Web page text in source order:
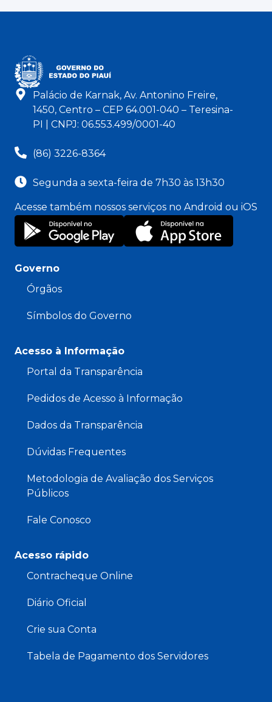
Palácio de Karnak, Av. Antonino Freire,
1450, Centro – CEP 64.001-040 – Teresina-
PI | CNPJ: 06.553.499/0001-40
(86) 3226-8364
Segunda a sexta-feira de 7h30 às 13h30
Acesse também nossos serviços no Android ou iOS
Governo
Órgãos
Símbolos do Governo
Acesso à Informação
Portal da Transparência
Pedidos de Acesso à Informação
Dados da Transparência
Dúvidas Frequentes
Metodologia de Avaliação dos Serviços
Públicos
Fale Conosco
Acesso rápido
Contracheque Online
Diário Oficial
Crie sua Conta
Tabela de Pagamento dos Servidores